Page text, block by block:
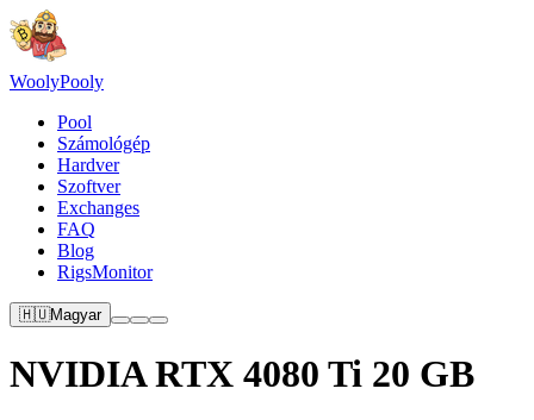
WoolyPooly
Pool
Számológép
Hardver
Szoftver
Exchanges
FAQ
Blog
RigsMonitor
🇭🇺Magyar
NVIDIA RTX 4080 Ti 20 GB